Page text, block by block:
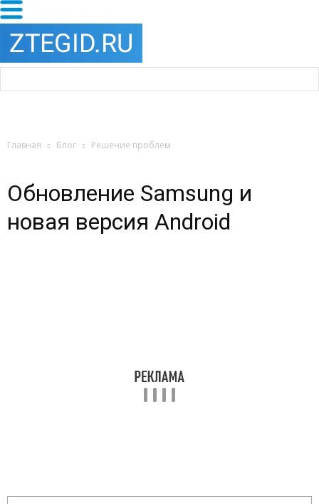
Главная Блог Решение проблем
Обновление Samsung и
новая версия Android